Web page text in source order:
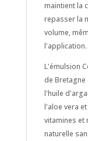
maintient la
repasser la
volume,
l'application.
L'émulsion
de Bretagne
l'huile
l'aloe vera
vitamines et
naturelle